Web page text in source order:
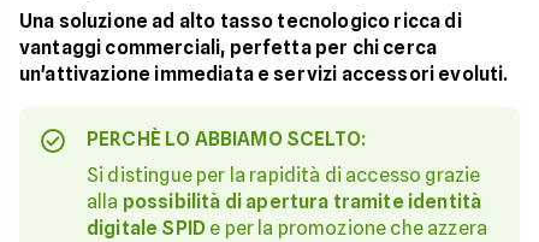
Una soluzione ad alto tasso tecnologico ricca di
vantaggi commerciali, perfetta per chi cerca
un'attivazione immediata e servizi accessori evoluti.
PERCHÈ LO ABBIAMO SCELTO:
Si distingue per la rapidità di accesso grazie
alla possibilità di apertura tramite identità
digitale SPID e per la promozione che azzera